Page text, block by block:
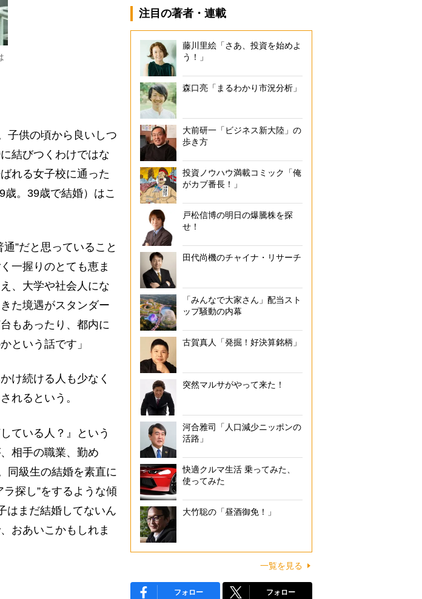
子供の頃から良いしつ
結びつくわけではな
れる女子校に通った
。39歳で結婚）はこ
”だと思っていること
一握りのとても恵ま
、大学や社会人にな
た境遇がスタンダー
もあったり、都内に
という話です」
け続ける人も少なく
れるという。
ている人？』という
相手の職業、勤め
同級生の結婚を素直に
探し”をするような傾
はまだ結婚してないん
おあいこかもしれま
注目の著者・連載
藤川里絵「さあ、投資を始めよ
う！」
森口亮「まるわかり市況分析」
大前研一「ビジネス新大陸」の
歩き方
投資ノウハウ満載コミック「俺
がカブ番長！」
戸松信博の明日の爆騰株を探
せ！
田代尚機のチャイナ・リサーチ
「みんなで大家さん」配当スト
ップ騒動の内幕
古賀真人「発掘！好決算銘柄」
突然マルサがやって来た！
河合雅司「人口減少ニッポンの
活路」
快適クルマ生活 乗ってみた、
使ってみた
大竹聡の「昼酒御免！」
一覧を見る
フォロー フォロー